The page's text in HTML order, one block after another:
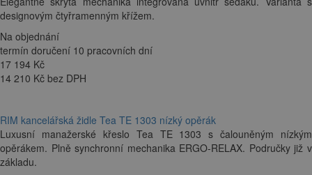
designovým čtyřramenným křížem.
Na objednání
termín doručení 10 pracovních dní
17 194 Kč
14 210 Kč bez DPH
RIM kancelářská židle Tea TE 1303 nízký opěrák
Luxusní manažerské křeslo Tea TE 1303 s čalouněným nízkým
opěrákem. Plně synchronní mechanika ERGO-RELAX. Područky již v
základu.